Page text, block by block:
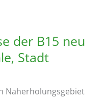
der B15 neu
Stadt
Naherholungsgebiet